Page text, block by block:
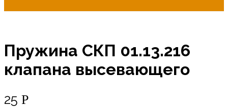
Пружина СКП 01.13.216
клапана высевающего
25 Р